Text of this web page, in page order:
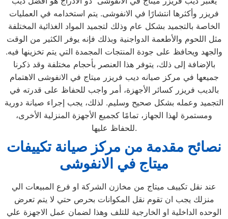
فريزر وأكثرها انتشارًا في الانفوشى. يتم استخدامه في العمليات
الخاصة بالتجميد بشكل عام وذلك لتجميد المواد الغذائية المختلفة
مثل اللحوم والأطعمة الدواجنية وبذلك فإنه يوفر الكثير من الوقت
والجهد ويحافظ على جودة المنتجات المجمدة التي يتم تخزينها فيه.
بالإضافة إلى ذلك، يتوفر هذا العنصر بأحجام مختلفة وقد ذكرنا
جميعها في مركز صيانه ديب فريزر ميتاج في الانفوشى الاهتمام
بالديب فريزر كسائر الأجهزة، أمر واجب للحفاظ على قدرته في
التجميد وعمله بشكل صحيح وسليم. لذلك، يجب إجراء صيانة دورية
ومستمرة لهذا الجهاز، تمامًا كجميع الأجهزة المنزلية الأخرى،
للحفاظ عليها.
نصائح مقدمة من مركز صيانة تكييفات
ميتاج في الانفوشى
عند نقل تكييف ميتاج من مخازن الشركة او فرع المبيعات الي
منزلك يجب ان تقوم نقل المكوانات بحرص حتي لا يتم تعرض
الوحده الداخلية او الخارجية للتلف وهذا لضمان عمل الاجهزة علي